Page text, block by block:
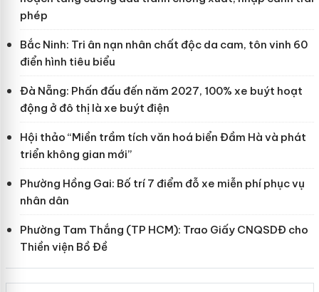
phép
Bắc Ninh: Tri ân nạn nhân chất độc da cam, tôn vinh 60
điển hình tiêu biểu
Đà Nẵng: Phấn đấu đến năm 2027, 100% xe buýt hoạt
động ở đô thị là xe buýt điện
Hội thảo “Miền trầm tích văn hoá biển Đầm Hà và phát
triển không gian mới”
Phường Hồng Gai: Bố trí 7 điểm đỗ xe miễn phí phục vụ
nhân dân
Phường Tam Thắng (TP HCM): Trao Giấy CNQSDĐ cho
Thiền viện Bồ Đề